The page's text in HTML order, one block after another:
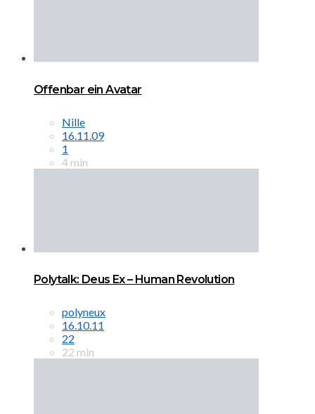
Offenbar ein Avatar
Nille
16.11.09
1
4 min
Polytalk: Deus Ex – Human Revolution
polyneux
16.10.11
22
22 min